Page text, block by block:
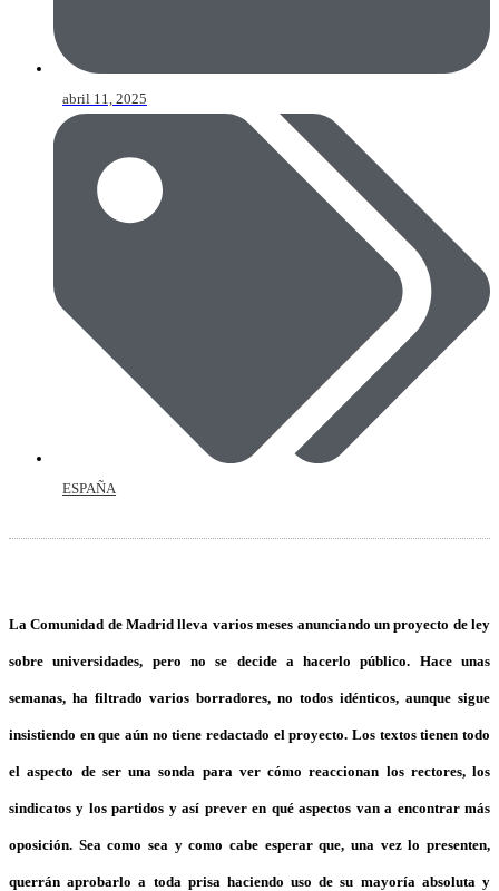
abril 11, 2025
ESPAÑA
La Comunidad de Madrid lleva varios meses anunciando un proyecto de ley
sobre universidades, pero no se decide a hacerlo público. Hace unas
semanas, ha filtrado varios borradores, no todos idénticos, aunque sigue
insistiendo en que aún no tiene redactado el proyecto. Los textos tienen todo
el aspecto de ser una sonda para ver cómo reaccionan los rectores, los
sindicatos y los partidos y así prever en qué aspectos van a encontrar más
oposición. Sea como sea y como cabe esperar que, una vez lo presenten,
querrán aprobarlo a toda prisa haciendo uso de su mayoría absoluta y